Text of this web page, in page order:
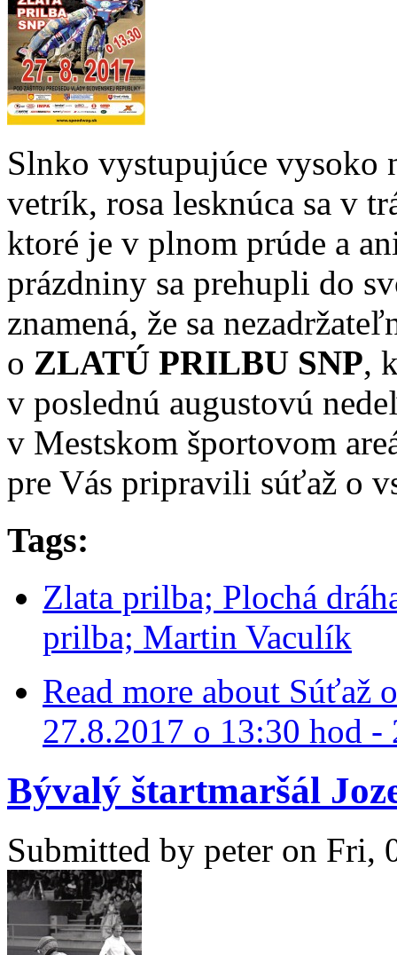
Slnko vystupujúce vysoko
vetrík, rosa lesknúca sa v
ktoré je v plnom prúde a
prázdniny sa prehupli do
znamená, že sa
o ZLATÚ PRILBU SNP,
v poslednú augustovú
v Mestskom športovom
pre Vás pripravili súťaž o
Tags:
Zlata prilba; Plochá
prilba; Martin Vaculík
Read more about Súťaž
27.8.2017 o 13:30 hod -
Bývalý štartmaršál
Submitted by peter on Fri,